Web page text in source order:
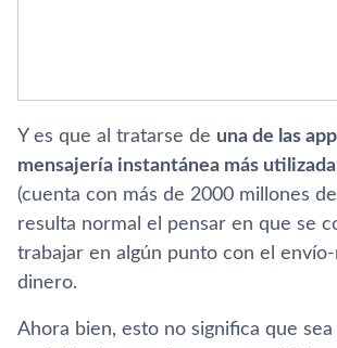
Y es que al tratarse de una de las
mensajería instantánea más
(cuenta con más de 2000 millones
resulta normal el pensar en que se
trabajar en algún punto con el
dinero.
Ahora bien, esto no significa que sea